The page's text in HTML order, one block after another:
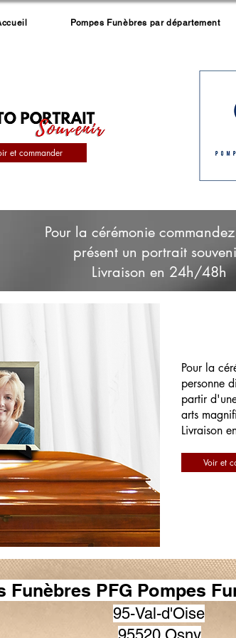
Pompes Funèbres par département
et commander
Pour la cérémonie
présent un portrait
Livraison en 24h/48h
Pour la
personne
partir
arts
Livraison
Voir et
Funèbres PFG Pompes
95-Val-d'Oise